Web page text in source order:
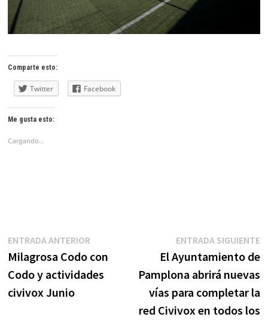
Comparte esto:
Twitter Facebook
Me gusta esto:
Cargando...
Navegación
de
entradas
ENTRADA ANTERIOREntrada
anterior:
Milagrosa Codo con
Codo y actividades
civivox Junio
ENTRADA SIGUIENTE
El Ayuntamiento de
Pamplona abrirá nuevas
vías para completar la
red Civivox en todos los